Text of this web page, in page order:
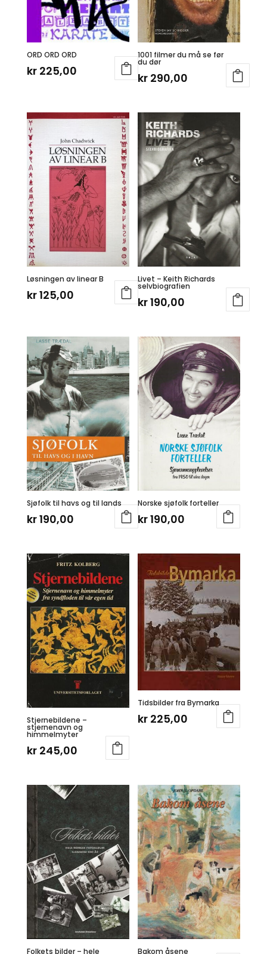
ORD ORD ORD
kr225,00
1001 filmer du må se før
du dør
kr 290,00
Løsningen av linear B
kr125,00
Livet – Keith Richards
selvbiografien
kr190,00
Sjøfolk til havs og til lands
kr190,00
Norske sjøfolk forteller
kr190,00
Stjernebildene –
stjernenavn og
himmelmyter
kr245,00
Tidsbilder fra Bymarka
kr 225,00
Folkets bilder – hele Bakom åsene